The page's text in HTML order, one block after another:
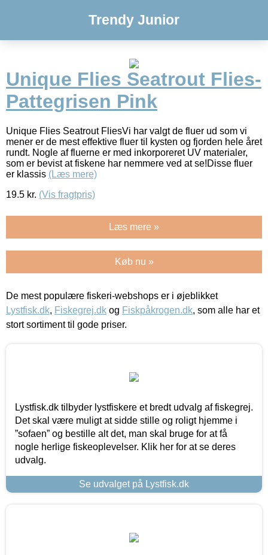
Trendy Junior
Unique Flies Seatrout Flies-
Pattegrisen Pink
Unique Flies Seatrout FliesVi har valgt de fluer ud som vi
mener er de mest effektive fluer til kysten og fjorden hele året
rundt. Nogle af fluerne er med inkorporeret UV materialer,
som er bevist at fiskene har nemmere ved at se!Disse fluer
er klassis (Læs mere)
19.5 kr. (Vis fragtpris)
Læs mere »
Køb nu »
De mest populære fiskeri-webshops er i øjeblikket
Lystfisk.dk, Fiskegrej.dk og Fiskpåkrogen.dk, som alle har et
stort sortiment til gode priser.
Lystfisk.dk tilbyder lystfiskere et bredt udvalg af fiskegrej.
Det skal være muligt at sidde stille og roligt hjemme i
”sofaen” og bestille alt det, man skal bruge for at få
nogle herlige fiskeoplevelser. Klik her for at se deres
udvalg.
Se udvalget på Lystfisk.dk